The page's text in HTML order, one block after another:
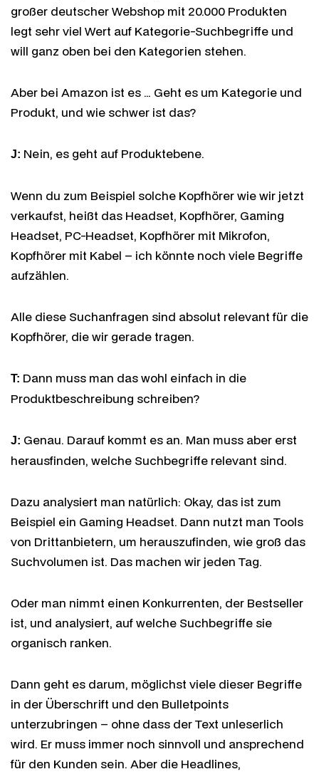
großer deutscher Webshop mit 20.000 Produkten
legt sehr viel Wert auf Kategorie-Suchbegriffe und
will ganz oben bei den Kategorien stehen.
Aber bei Amazon ist es … Geht es um Kategorie und
Produkt, und wie schwer ist das?
J: Nein, es geht auf Produktebene.
Wenn du zum Beispiel solche Kopfhörer wie wir jetzt
verkaufst, heißt das Headset, Kopfhörer, Gaming
Headset, PC-Headset, Kopfhörer mit Mikrofon,
Kopfhörer mit Kabel – ich könnte noch viele Begriffe
aufzählen.
Alle diese Suchanfragen sind absolut relevant für die
Kopfhörer, die wir gerade tragen.
T: Dann muss man das wohl einfach in die
Produktbeschreibung schreiben?
J: Genau. Darauf kommt es an. Man muss aber erst
herausfinden, welche Suchbegriffe relevant sind.
Dazu analysiert man natürlich: Okay, das ist zum
Beispiel ein Gaming Headset. Dann nutzt man Tools
von Drittanbietern, um herauszufinden, wie groß das
Suchvolumen ist. Das machen wir jeden Tag.
Oder man nimmt einen Konkurrenten, der Bestseller
ist, und analysiert, auf welche Suchbegriffe sie
organisch ranken.
Dann geht es darum, möglichst viele dieser Begriffe
in der Überschrift und den Bulletpoints
unterzubringen – ohne dass der Text unleserlich
wird. Er muss immer noch sinnvoll und ansprechend
für den Kunden sein. Aber die Headlines,